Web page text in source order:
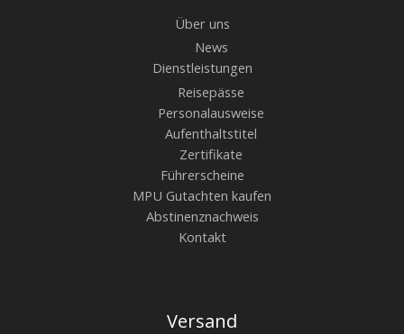
Über uns
News
Dienstleistungen
Reisepässe
Personalausweise
Aufenthaltstitel
Zertifikate
Führerscheine
MPU Gutachten kaufen
Abstinenznachweis
Kontakt
Versand